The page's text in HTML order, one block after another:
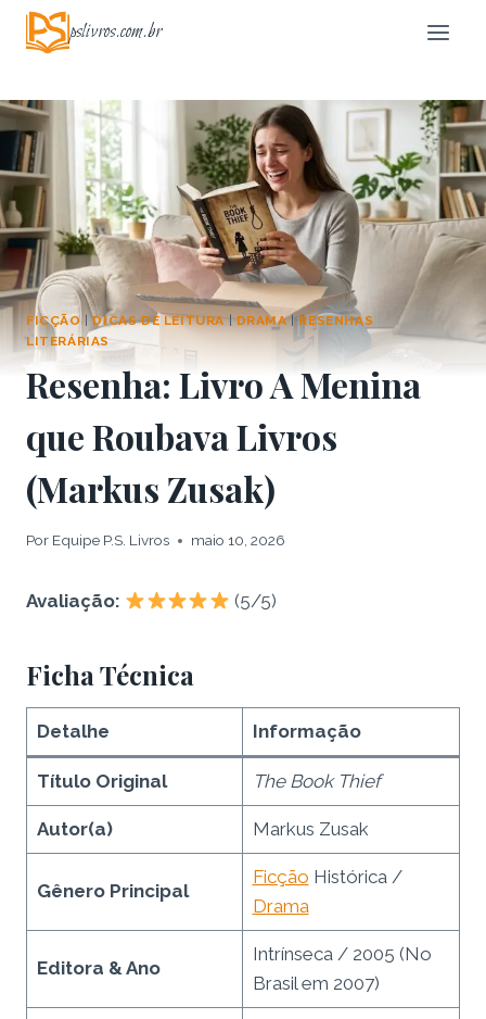
Pular
para
Conteúdo
pslivros.com.br
FICÇÃO |DICAS DE LEITURA| DRAMA|RESENHAS
LITERÁRIAS
Resenha: Livro A Menina
que Roubava Livros
(Markus Zusak)
Por Equipe P.S. Livros maio 10, 2026
Avaliação: (5/5)
Ficha Técnica
Detalhe Informação
Título Original The Book Thief
Autor(a) Markus Zusak
Gênero Principal
Ficção Histórica /
Drama
Editora & Ano
Intrínseca / 2005 (No
Brasil em 2007)